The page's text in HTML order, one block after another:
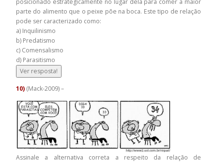
parte do alimento que o peixe põe na boca. Este tipo de relação
pode ser caracterizado como:
a) Inquilinismo
b) Predatismo
c) Comensalismo
d) Parasitismo
Ver resposta!
10) (Mack-2009) –
Assinale a alternativa correta a respeito da relação de